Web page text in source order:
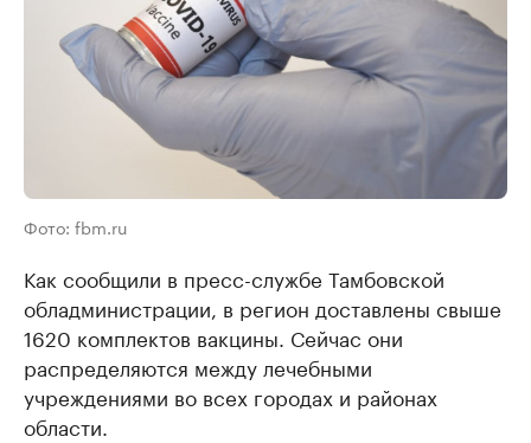
Фото: fbm.ru
Как сообщили в пресс-службе Тамбовской
обладминистрации, в регион доставлены свыше
1620 комплектов вакцины. Сейчас они
распределяются между лечебными
учреждениями во всех городах и районах
области.